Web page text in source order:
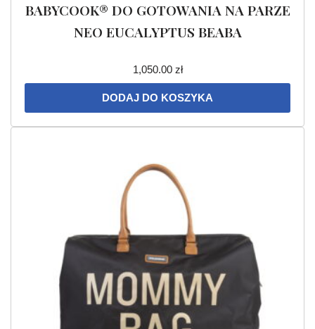
BABYCOOK® DO GOTOWANIA NA PARZE
NEO EUCALYPTUS BEABA
1,050.00 zł
DODAJ DO KOSZYKA